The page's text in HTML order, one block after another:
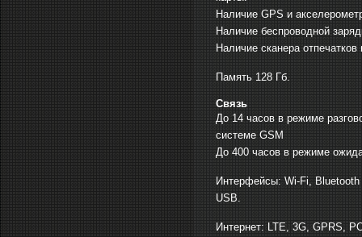
Наличие GPS и
Наличие беспроводной
Наличие сканера отпечатков
Память 128 Гб.
Связь
До 14 часов в режиме
системе GSM
До 400 часов в режиме
Интерфейсы: Wi-Fi,
USB.
Интернет: LTE, 3G, GPRS,